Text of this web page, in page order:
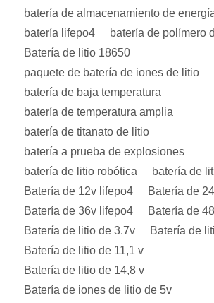
batería de almacenamiento de
batería lifepo4
batería de polímero
Batería de litio 18650
paquete de batería de iones de litio
batería de baja temperatura
batería de temperatura amplia
batería de titanato de litio
batería a prueba de explosiones
batería de litio robótica
batería de
Batería de 12v lifepo4
Batería de
Batería de 36v lifepo4
Batería de
Batería de litio de 3.7v
Batería de
Batería de litio de 11,1 v
Batería de litio de 14,8 v
Batería de iones de litio de 5v